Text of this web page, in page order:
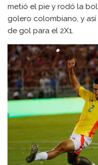
metió el pie y rodó la
golero colombiano, y
de gol para el 2X1.